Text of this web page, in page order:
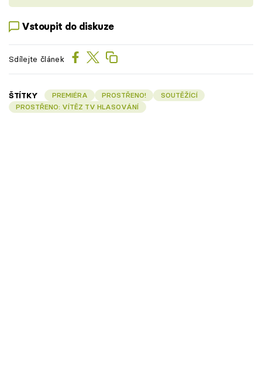
Vstoupit do diskuze
Sdílejte článek
ŠTÍTKY PREMIÉRA PROSTŘENO!
SOUTĚŽÍCÍ
PROSTŘENO: VÍTĚZ TV HLASOVÁNÍ